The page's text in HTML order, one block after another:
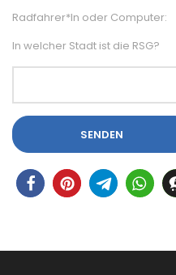
Radfahrer*In oder Computer:
In welcher Stadt ist die RSG?